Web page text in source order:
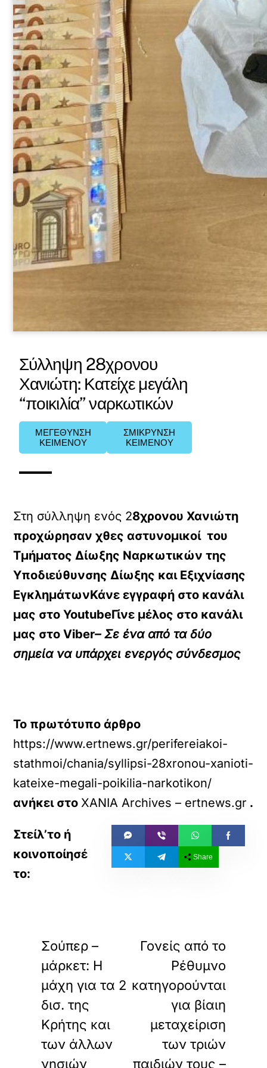
Σύλληψη 28χρονου
Χανιώτη: Κατείχε μεγάλη
“ποικιλία” ναρκωτικών
ΜΕΓΕΘΥΝΣΗ
ΚΕΙΜΕΝΟΥ
ΣΜΙΚΡΥΝΣΗ
ΚΕΙΜΕΝΟΥ
Στη σύλληψη ενός 28χρονου Χανιώτη
προχώρησαν χθες αστυνομικοί του
Τμήματος Δίωξης Ναρκωτικών της
Υποδιεύθυνσης Δίωξης και Εξιχνίασης
ΕγκλημάτωνΚάνε εγγραφή στο κανάλι
μας στοYoutubeΓίνε μέλος στο κανάλι
μας στοViber– Σε ένα από τα δύο
σημεία να υπάρχει ενεργός σύνδεσμος
Το πρωτότυπο άρθρο
https://www.ertnews.gr/perifereiakoi-
stathmoi/chania/syllipsi-28xronou-xanioti-
kateixe-megali-poikilia-narkotikon/
ανήκει στοΧΑΝΙΑ Archives – ertnews.gr .
Share
Σούπερ –
μάρκετ: Η
μάχη για τα 2
δισ. της
Κρήτης και
των άλλων
νησιών
Γονείς από το
Ρέθυμνο
κατηγορούνται
για βίαιη
μεταχείριση
των τριών
παιδιών τους –